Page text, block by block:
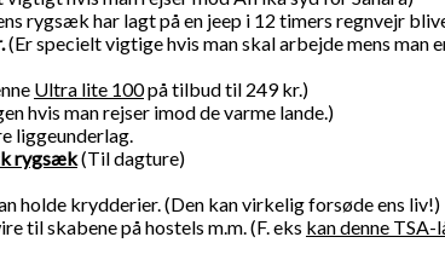
rygsæk har lagt på en jeep i 12 timers regnvejr
(Er specielt vigtige hvis man skal arbejde mens man
Ultra lite 100på tilbud til 249 kr.)
hvis man rejser imod de varme lande.)
liggeunderlag.
rygsæk(Til dagture)
holde krydderier. (Den kan virkelig forsøde ens liv!)
til skabene på hostels m.m. (F. eks kan denne TSA-